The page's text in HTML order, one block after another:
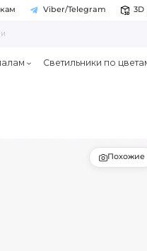
Viber/Telegram
Светильники по
Похожие